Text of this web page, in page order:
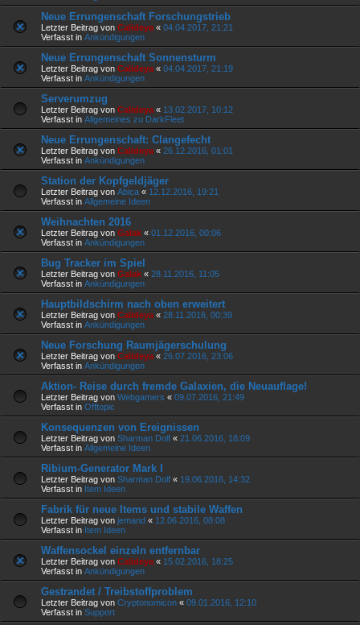
Neue Errungenschaft Forschungstrieb
Letzter Beitrag von Calideya « 04.04.2017, 21:21
Verfasst in Ankündigungen
Neue Errungenschaft Sonnensturm
Letzter Beitrag von Calideya « 04.04.2017, 21:19
Verfasst in Ankündigungen
Serverumzug
Letzter Beitrag von Calideya « 13.02.2017, 10:12
Verfasst in Allgemeines zu DarkFleet
Neue Errungenschaft: Clangefecht
Letzter Beitrag von Calideya « 26.12.2016, 01:01
Verfasst in Ankündigungen
Station der Kopfgeldjäger
Letzter Beitrag von Abica « 12.12.2016, 19:21
Verfasst in Allgemeine Ideen
Weihnachten 2016
Letzter Beitrag von Galak « 01.12.2016, 00:06
Verfasst in Ankündigungen
Bug Tracker im Spiel
Letzter Beitrag von Galak « 28.11.2016, 11:05
Verfasst in Ankündigungen
Hauptbildschirm nach oben erweitert
Letzter Beitrag von Calideya « 28.11.2016, 00:39
Verfasst in Ankündigungen
Neue Forschung Raumjägerschulung
Letzter Beitrag von Calideya « 26.07.2016, 23:06
Verfasst in Ankündigungen
Aktion- Reise durch fremde Galaxien, die Neuauflage!
Letzter Beitrag von Webgamers « 09.07.2016, 21:49
Verfasst in Offtopic
Konsequenzen von Ereignissen
Letzter Beitrag von Sharman Dolf « 21.06.2016, 18:09
Verfasst in Allgemeine Ideen
Ribium-Generator Mark I
Letzter Beitrag von Sharman Dolf « 19.06.2016, 14:32
Verfasst in Item Ideen
Fabrik für neue Items und stabile Waffen
Letzter Beitrag von jemand « 12.06.2016, 08:08
Verfasst in Item Ideen
Waffensockel einzeln entfernbar
Letzter Beitrag von Calideya « 15.02.2016, 18:25
Verfasst in Ankündigungen
Gestrandet / Treibstoffproblem
Letzter Beitrag von Cryptonomicon « 09.01.2016, 12:10
Verfasst in Support